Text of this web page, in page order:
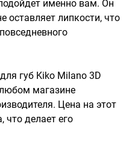
именно вам. Он
оставляет липкости, что
губ Kiko Milano 3D
магазине
Цена на этот
что делает его